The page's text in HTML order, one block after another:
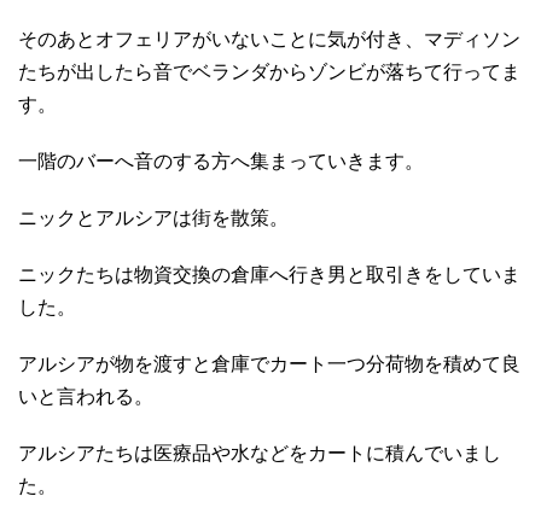
そのあとオフェリアがいないことに気が付き、マディソン
たちが出したら音でベランダからゾンビが落ちて行ってま
す。
一階のバーへ音のする方へ集まっていきます。
ニックとアルシアは街を散策。
ニックたちは物資交換の倉庫へ行き男と取引きをしていま
した。
アルシアが物を渡すと倉庫でカート一つ分荷物を積めて良
いと言われる。
アルシアたちは医療品や水などをカートに積んでいまし
た。